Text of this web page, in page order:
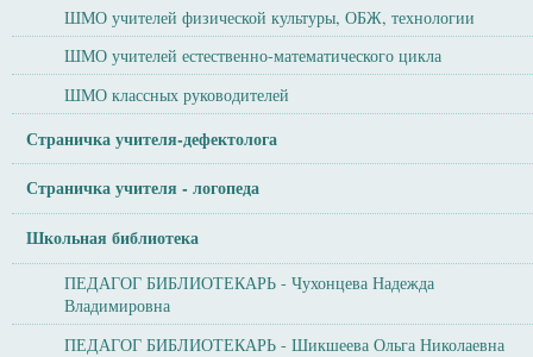
ШМО учителей физической культуры, ОБЖ, технологии
ШМО учителей естественно-математического цикла
ШМО классных руководителей
Страничка учителя-дефектолога
Страничка учителя - логопеда
Школьная библиотека
ПЕДАГОГ БИБЛИОТЕКАРЬ - Чухонцева Надежда
Владимировна
ПЕДАГОГ БИБЛИОТЕКАРЬ - Шикшеева Ольга Николаевна